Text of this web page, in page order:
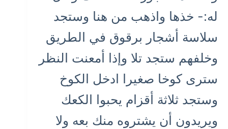
له:- خذها واذهب من هنا وستجد
سلاسة أشجار برقوق في الطريق
وخلفهم ستجد تلا وإذا أمعنت النظر
سترى كوخا صغيرا ادخل الكوخ
وستجد ثلاثة أقزام يحبوا الكعك
ويريدون أن يشتروه منك بعه ولا